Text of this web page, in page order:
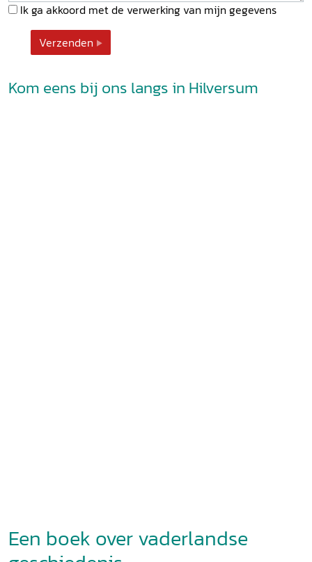
Ik ga akkoord met de verwerking van mijn gegevens
Verzenden
Kom eens bij ons langs in Hilversum
Een boek over vaderlandse